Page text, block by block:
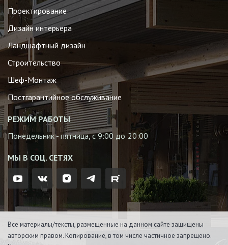
Проектирование
Дизайн интерьера
Ландшафтный дизайн
Строительство
Шеф-Монтаж
Постгарантийное обслуживание
РЕЖИМ РАБОТЫ
Понедельник - пятница, с 9:00 до 20:00
МЫ В СОЦ. СЕТЯХ
Все материалы/тексты, размещенные на данном сайте защищены
авторским правом. Копирование, в том числе частичное запрещено.